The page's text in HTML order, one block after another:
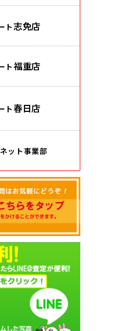
ト志免店
ト福重店
ト春日店
ット事業部